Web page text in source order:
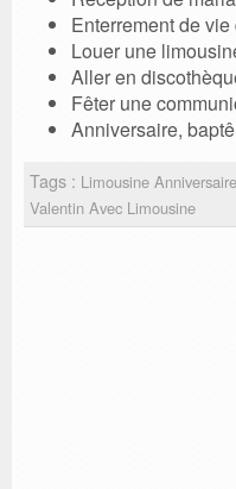
Enterrement de
Louer une
Aller en
Fêter une
Anniversaire,
Tags : Limousine Anniversaire
Valentin Avec Limousine